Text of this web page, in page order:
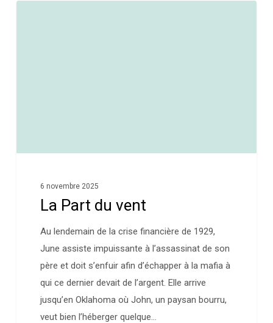
6 novembre 2025
La Part du vent
Au lendemain de la crise financière de 1929,
June assiste impuissante à l’assassinat de son
père et doit s’enfuir afin d’échapper à la mafia à
qui ce dernier devait de l’argent. Elle arrive
jusqu’en Oklahoma où John, un paysan bourru,
veut bien l’héberger quelque…